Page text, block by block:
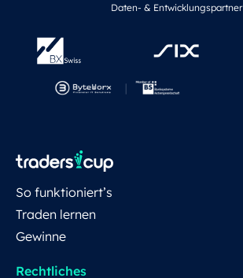
Daten- & Entwicklungspartner
So funktioniert’s
Traden lernen
Gewinne
Rechtliches